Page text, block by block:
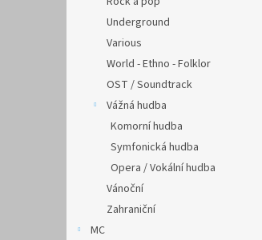
Underground
Various
World - Ethno - Folklor
OST / Soundtrack
Vážná hudba
Komorní hudba
Symfonická hudba
Opera / Vokální hudba
Vánoční
Zahraniční
MC